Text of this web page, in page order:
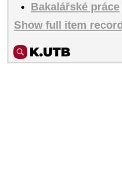
Bakalářské práce
Show full item record